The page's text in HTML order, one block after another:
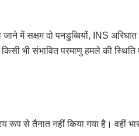
में सक्षम दो पनडुब्बियों, INS
भी संभावित परमाणु हमले की स्थिति में
रूप से तैनात नहीं किया गया है। वहीं